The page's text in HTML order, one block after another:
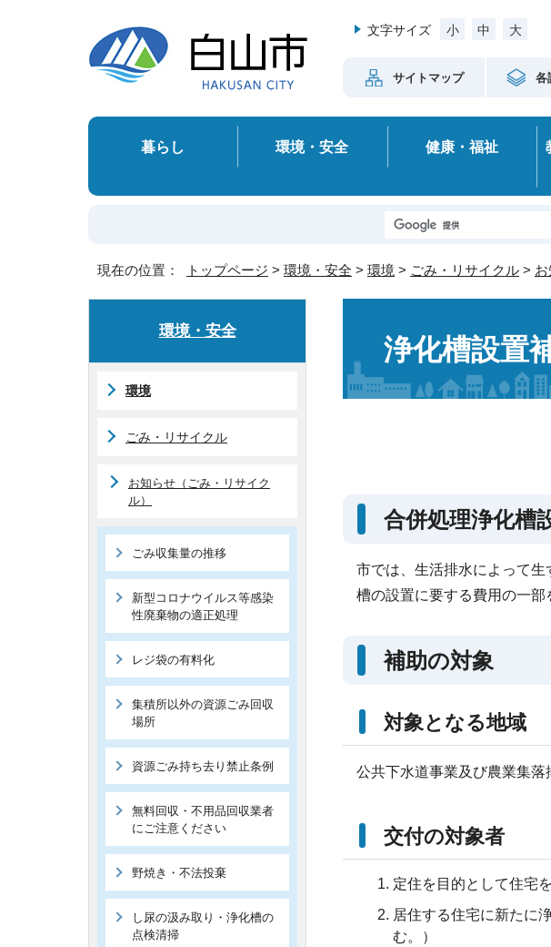
文字サイズ 小 中 大
サイトマップ 各
暮らし 環境・安全 健康・福祉
現在の位置： トップページ > 環境・安全 > 環境 > ごみ・リサイクル >
浄化槽設置
合併処理浄化槽
市では、生活排水によって
槽の設置に要する費用の一部
補助の対象
対象となる地域
公共下水道事業及び農業集
交付の対象者
定住を目的として住宅
居住する住宅に新たに
む。）
環境・安全
環境
ごみ・リサイクル
お知らせ（ごみ・リサイク
ル）
ごみ収集量の推移
新型コロナウイルス等感染
性廃棄物の適正処理
レジ袋の有料化
集積所以外の資源ごみ回収
場所
資源ごみ持ち去り禁止条例
無料回収・不用品回収業者
にご注意ください
野焼き・不法投棄
し尿の汲み取り・浄化槽の
点検清掃